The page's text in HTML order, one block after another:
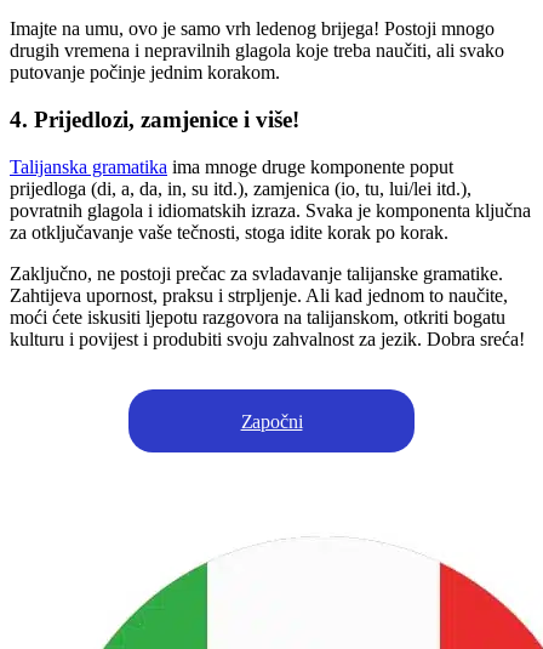
Imajte na umu, ovo je samo vrh ledenog brijega! Postoji mnogo
drugih vremena i nepravilnih glagola koje treba naučiti, ali svako
putovanje počinje jednim korakom.
4. Prijedlozi, zamjenice i više!
Talijanska gramatika ima mnoge druge komponente poput
prijedloga (di, a, da, in, su itd.), zamjenica (io, tu, lui/lei itd.),
povratnih glagola i idiomatskih izraza. Svaka je komponenta ključna
za otključavanje vaše tečnosti, stoga idite korak po korak.
Zaključno, ne postoji prečac za svladavanje talijanske gramatike.
Zahtijeva upornost, praksu i strpljenje. Ali kad jednom to naučite,
moći ćete iskusiti ljepotu razgovora na talijanskom, otkriti bogatu
kulturu i povijest i produbiti svoju zahvalnost za jezik. Dobra sreća!
Započni